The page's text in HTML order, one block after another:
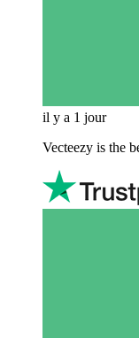
il y a 1 jour
Vecteezy is the